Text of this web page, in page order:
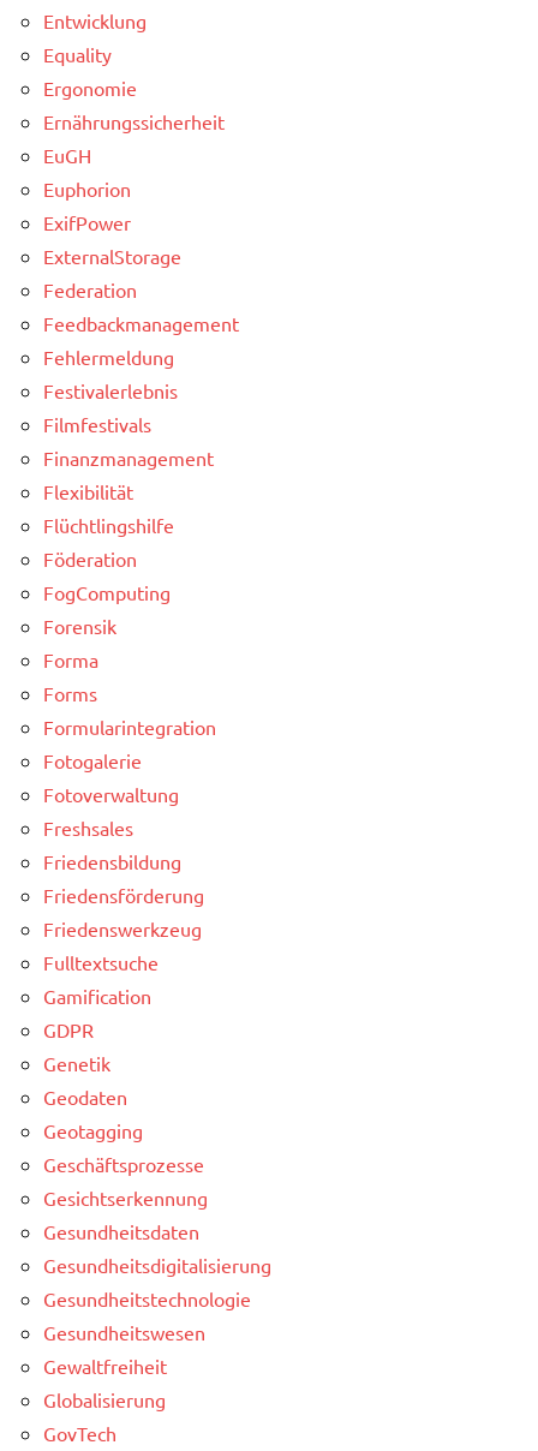
Entwicklung
Equality
Ergonomie
Ernährungssicherheit
EuGH
Euphorion
ExifPower
ExternalStorage
Federation
Feedbackmanagement
Fehlermeldung
Festivalerlebnis
Filmfestivals
Finanzmanagement
Flexibilität
Flüchtlingshilfe
Föderation
FogComputing
Forensik
Forma
Forms
Formularintegration
Fotogalerie
Fotoverwaltung
Freshsales
Friedensbildung
Friedensförderung
Friedenswerkzeug
Fulltextsuche
Gamification
GDPR
Genetik
Geodaten
Geotagging
Geschäftsprozesse
Gesichtserkennung
Gesundheitsdaten
Gesundheitsdigitalisierung
Gesundheitstechnologie
Gesundheitswesen
Gewaltfreiheit
Globalisierung
GovTech